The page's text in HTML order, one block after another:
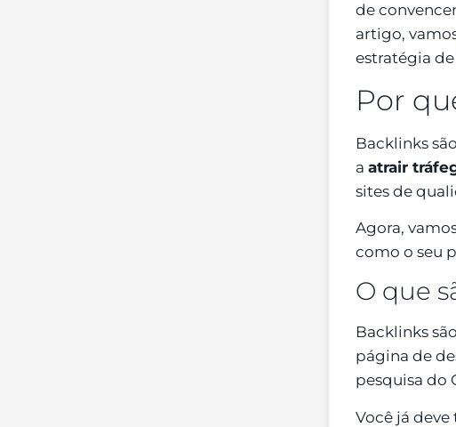
de
artigo,
estratégia de
Por
Backlinks
a atrair
sites de
Agora,
como o seu
O que
Backlinks
página de
pesquisa do
Você já